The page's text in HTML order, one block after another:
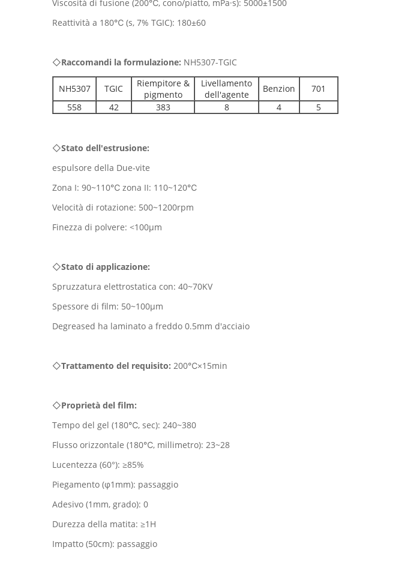
Viscosità di fusione (200℃, cono/piatto, mPa·s): 5000±1500
Reattività a 180℃ (s, 7% TGIC): 180±60
◇Raccomandi la formulazione: NH5307-TGIC
NH5307 TGIC
Riempitore &
pigmento
Livellamento
dell'agente
Benzion
701
558
42 383 8 4 5
◇Stato dell'estrusione:
espulsore della Due-vite
Zona I: 90~110℃ zona II: 110~120℃
Velocità di rotazione: 500~1200rpm
Finezza di polvere: <100μm
◇Stato di applicazione:
Spruzzatura elettrostatica con: 40~70KV
Spessore di film: 50~100μm
Degreased ha laminato a freddo 0.5mm d'acciaio
◇Trattamento del requisito: 200℃×15min
◇Proprietà del film:
Tempo del gel (180℃, sec): 240~380
Flusso orizzontale (180℃, millimetro): 23~28
Lucentezza (60°): ≥85%
Piegamento (φ1mm): passaggio
Adesivo (1mm, grado): 0
Durezza della matita: ≥1H
Impatto (50cm): passaggio